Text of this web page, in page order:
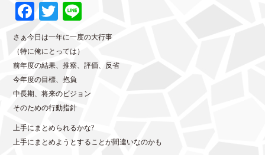
Fa
ce
bo
ok
T
wi
tte
r
ne
さぁ今日は一年に一度の大行事
（特に俺にとっては）
前年度の結果、推察、評価、反省
今年度の目標、抱負
中長期、将来のビジョン
そのための行動指針
上手にまとめられるかな?
上手にまとめようとすることが間違いなのかも